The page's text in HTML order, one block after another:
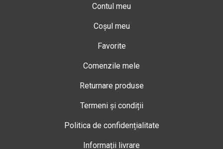
Contul meu
Coșul meu
Favorite
Comenzile mele
Returnare produse
Termeni și condiții
Politica de confidențialitate
Informații livrare